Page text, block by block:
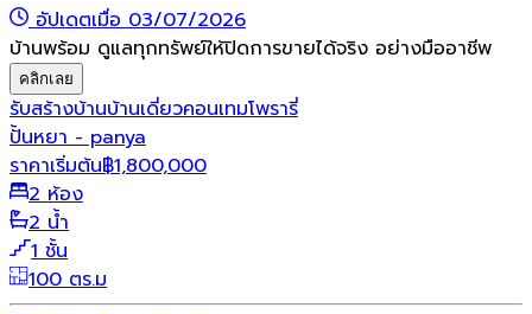
อัปเดตเมื่อ 03/07/2026
บ้านพร้อม ดูแลทุกทรัพย์ให้ปิดการขายได้จริง อย่างมืออาชีพ
คลิกเลย
รับสร้างบ้านบ้านเดี่ยวคอนเทมโพรารี่
ปั้นหยา - panya
ราคาเริ่มต้น฿1,800,000
2 ห้อง
2 น้ำ
1 ชั้น
100 ตร.ม